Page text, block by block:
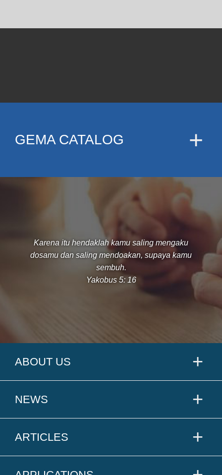
GEMA CATALOG
Karena itu hendaklah kamu saling mengaku
dosamu dan saling mendoakan, supaya kamu
sembuh.
Yakobus 5: 16
ABOUT US
NEWS
ARTICLES